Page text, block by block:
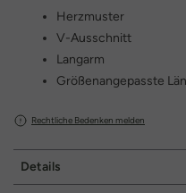
Herzmuster
V-Ausschnitt
Langarm
Größenangepasste
Rechtliche Bedenken melden
Details